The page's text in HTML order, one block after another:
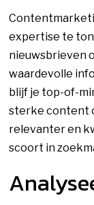
expertise te
nieuwsbrieven
waardevolle
blijf je top-of-
sterke content
relevanter en
scoort in